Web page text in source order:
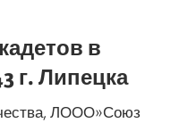
в
г. Липецка
ЛООО»Союз